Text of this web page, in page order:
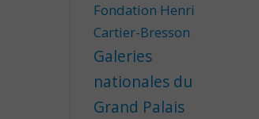
Fondation Henri
Cartier-Bresson
Galeries
nationales du
Grand Palais